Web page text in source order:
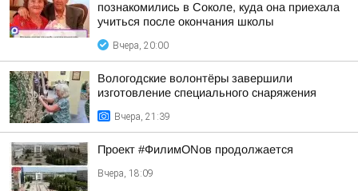
познакомились в Соколе, куда она приехала
учиться после окончания школы
Вчера, 20:00
Вологодские волонтёры завершили
изготовление специального снаряжения
Вчера, 21:39
Проект #ФилимONов продолжается
Вчера, 18:09